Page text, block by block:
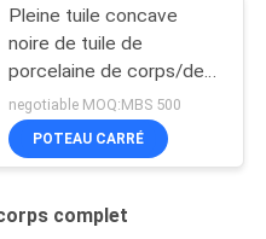
Pleine tuile concave
noire de tuile de
porcelaine de corps/de
porcelaine de plancher
cuisine de corps
negotiable MOQ:MBS 500
POTEAU CARRÉ
complet